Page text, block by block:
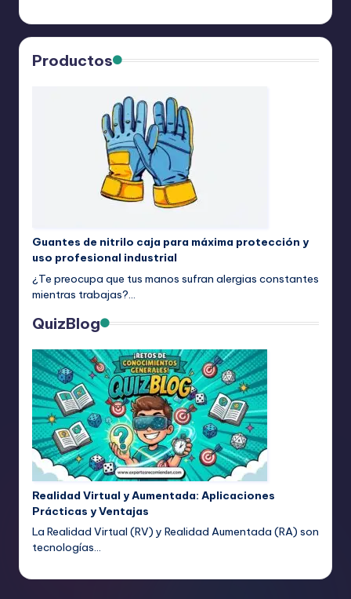
Productos
Guantes de nitrilo caja para máxima protección y
uso profesional industrial
¿Te preocupa que tus manos sufran alergias constantes
mientras trabajas?…
QuizBlog
Realidad Virtual y Aumentada: Aplicaciones
Prácticas y Ventajas
La Realidad Virtual (RV) y Realidad Aumentada (RA) son
tecnologías…